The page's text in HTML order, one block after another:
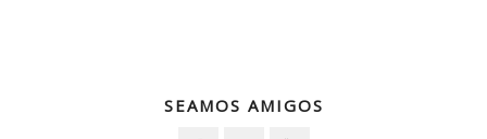
SEAMOS AMIGOS